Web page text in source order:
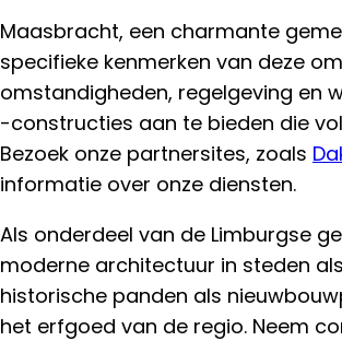
Maasbracht, een charmante
specifieke kenmerken van deze
omstandigheden, regelgeving en
-constructies aan te bieden die
Bezoek onze partnersites, zoals
informatie over onze diensten.
Als onderdeel van de Limburgse
moderne architectuur in steden als
historische panden als
het erfgoed van de regio. Neem